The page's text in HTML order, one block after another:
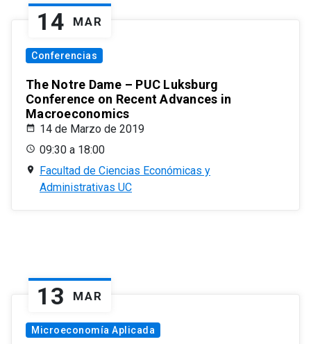
14 MAR
Conferencias
The Notre Dame – PUC Luksburg
Conference on Recent Advances in
Macroeconomics
14 de Marzo de 2019
09:30 a 18:00
Facultad de Ciencias Económicas y
Administrativas UC
13 MAR
Microeconomía Aplicada